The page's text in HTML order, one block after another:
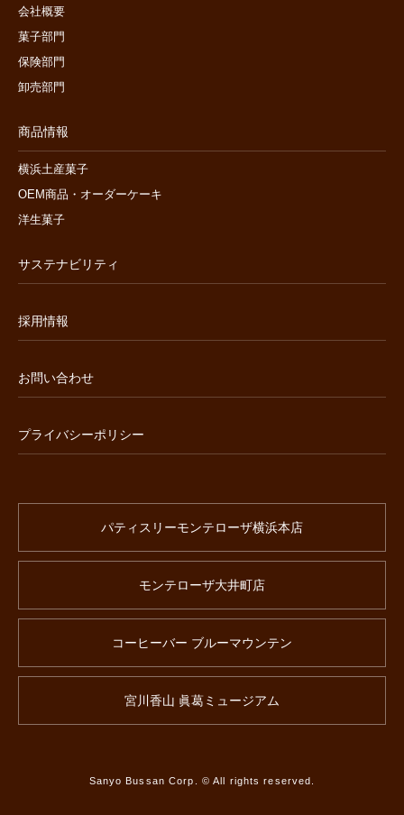
会社概要
菓子部門
保険部門
卸売部門
商品情報
横浜土産菓子
OEM商品・オーダーケーキ
洋生菓子
サステナビリティ
採用情報
お問い合わせ
プライバシーポリシー
パティスリーモンテローザ横浜本店
モンテローザ大井町店
コーヒーバー ブルーマウンテン
宮川香山 眞葛ミュージアム
Sanyo Bussan Corp. © All rights reserved.